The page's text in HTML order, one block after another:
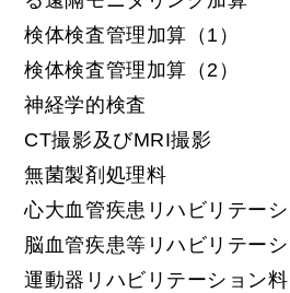
検体検査管理加算（1）
検体検査管理加算（2）
神経学的検査
CT撮影及びMRI撮影
無菌製剤処理料
心大血管疾患リハビリテーシ
脳血管疾患等リハビリテーシ
運動器リハビリテーション料